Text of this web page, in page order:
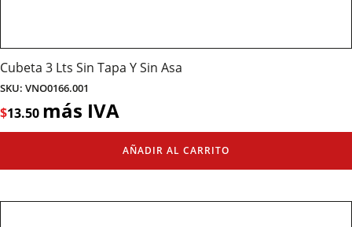
Cubeta 3 Lts Sin Tapa Y Sin Asa
SKU: VNO0166.001
$13.50 más IVA
AÑADIR AL CARRITO